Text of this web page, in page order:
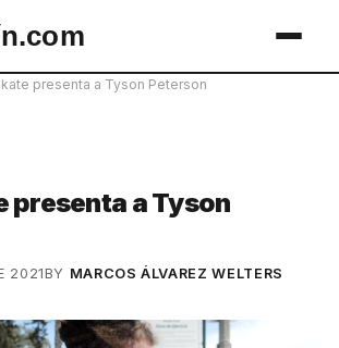
presenta a Tyson Peterson
presenta a Tyson
2021BY MARCOS ÁLVAREZ WELTERS